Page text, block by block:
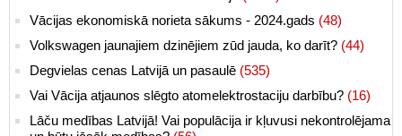
Vācijas ekonomiskā norieta sākums - 2024.gads (48)
Volkswagen jaunajiem dzinējiem zūd jauda, ko darīt? (44)
Degvielas cenas Latvijā un pasaulē (535)
Vai Vācija atjaunos slēgto atomelektrostaciju darbību? (16)
Lāču medības Latvijā! Vai populācija ir kļuvusi nekontrolējama